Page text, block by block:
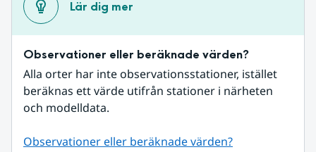
Lär dig mer
Observationer eller beräknade värden?
Alla orter har inte observationsstationer, istället
beräknas ett värde utifrån stationer i närheten
och modelldata.
Observationer eller beräknade värden?